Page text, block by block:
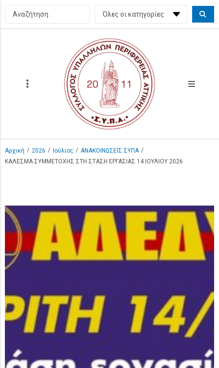
Αρχική / 2026 / Ιούλιος / ΑΝΑΚΟΙΝΩΣΕΙΣ ΣΥΠΑ /
ΚΑΛΕΣΜΑ ΣΥΜΜΕΤΟΧΗΣ ΣΤΗ ΣΤΑΣΗ ΕΡΓΑΣΙΑΣ 14 ΙΟΥΛΙΟΥ 2026